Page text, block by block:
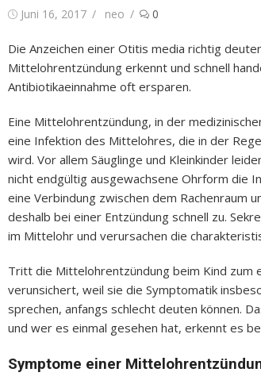
Posted
Juni 16, 2017 Author
neo 0
Die Anzeichen einer Otitis media richtig
Mittelohrentzündung erkennt und schnell
Antibiotikaeinnahme oft ersparen.
Eine Mittelohrentzündung, in der
eine Infektion des Mittelohres, die in der
wird. Vor allem Säuglinge und Kleinkinder
nicht endgültig ausgewachsene Ohrform die
eine Verbindung zwischen dem Rachenraum
deshalb bei einer Entzündung schnell zu.
im Mittelohr und verursachen die
Tritt die Mittelohrentzündung beim Kind zum
verunsichert, weil sie die Symptomatik
sprechen, anfangs schlecht deuten können.
und wer es einmal gesehen hat, erkennt es
Symptome einer